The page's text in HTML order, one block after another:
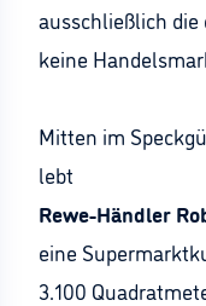
ausschließlich
keine
Mitten im
lebt
Rewe-Händler
eine
3.100